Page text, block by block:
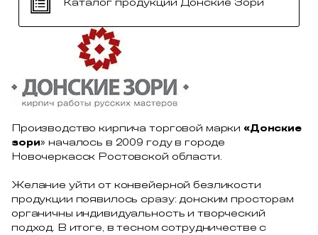
Каталог продукции Донские Зори
Производство кирпича торговой марки «Донские
зори» началось в 2009 году в городе
Новочеркасск Ростовской области.
Желание уйти от конвейерной безликости
продукции появилось сразу: донским просторам
органичны индивидуальность и творческий
подход. В итоге, в тесном сотрудничестве с